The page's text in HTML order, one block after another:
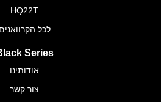
HQ22T
לכל הקרוואנים
Series
אודותינו
צור קשר